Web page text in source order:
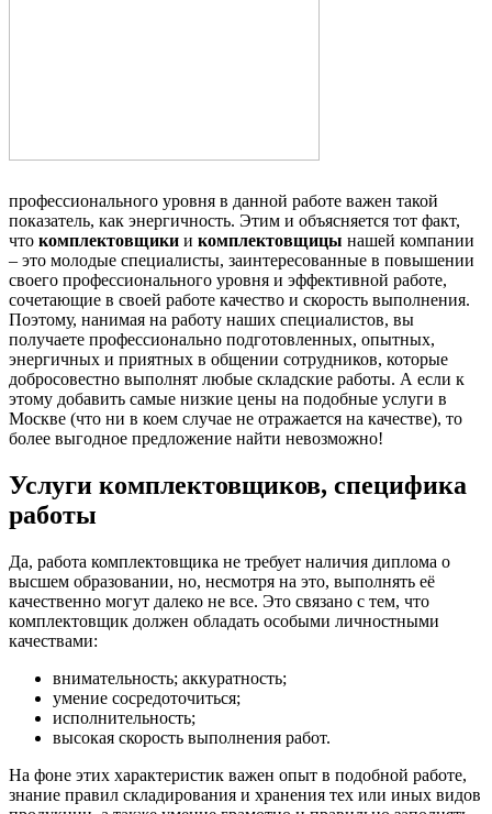
профессионального уровня в данной работе важен такой
показатель, как энергичность. Этим и объясняется тот факт,
что комплектовщики и комплектовщицы нашей компании
– это молодые специалисты, заинтересованные в повышении
своего профессионального уровня и эффективной работе,
сочетающие в своей работе качество и скорость выполнения.
Поэтому, нанимая на работу наших специалистов, вы
получаете профессионально подготовленных, опытных,
энергичных и приятных в общении сотрудников, которые
добросовестно выполнят любые складские работы. А если к
этому добавить самые низкие цены на подобные услуги в
Москве (что ни в коем случае не отражается на качестве), то
более выгодное предложение найти невозможно!
Услуги комплектовщиков, специфика
работы
Да, работа комплектовщика не требует наличия диплома о
высшем образовании, но, несмотря на это, выполнять её
качественно могут далеко не все. Это связано с тем, что
комплектовщик должен обладать особыми личностными
качествами:
внимательность; аккуратность;
умение сосредоточиться;
исполнительность;
высокая скорость выполнения работ.
На фоне этих характеристик важен опыт в подобной работе,
знание правил складирования и хранения тех или иных видов